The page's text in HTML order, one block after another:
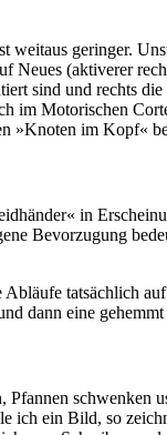
geringer.
Neues (aktiverer
sind und rechts
im Motorischen
»Knoten im Kopf«
in
Bevorzugung
tatsächlich
dann eine gehemmt
schwenken
ich ein Bild, so